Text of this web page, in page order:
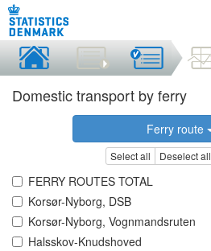
Domestic transport by ferry
Ferry route
Select all Deselect all
FERRY ROUTES TOTAL
Korsør-Nyborg, DSB
Korsør-Nyborg, Vognmandsruten
Halsskov-Knudshoved